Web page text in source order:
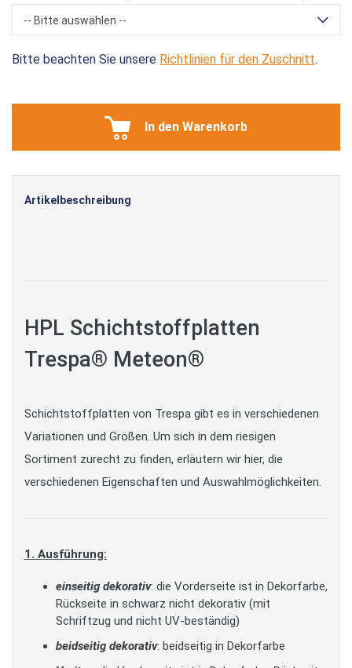
-- Bitte auswählen --
Bitte beachten Sie unsere Richtlinien für den Zuschnitt.
In den Warenkorb
Artikelbeschreibung
HPL Schichtstoffplatten
Trespa® Meteon®
Schichtstoffplatten von Trespa gibt es in verschiedenen
Variationen und Größen. Um sich in dem riesigen
Sortiment zurecht zu finden, erläutern wir hier, die
verschiedenen Eigenschaften und Auswahlmöglichkeiten.
1. Ausführung:
einseitig dekorativ: die Vorderseite ist in Dekorfarbe,
Rückseite in schwarz nicht dekorativ (mit
Schriftzug und nicht UV-beständig)
beidseitig dekorativ: beidseitig in Dekorfarbe